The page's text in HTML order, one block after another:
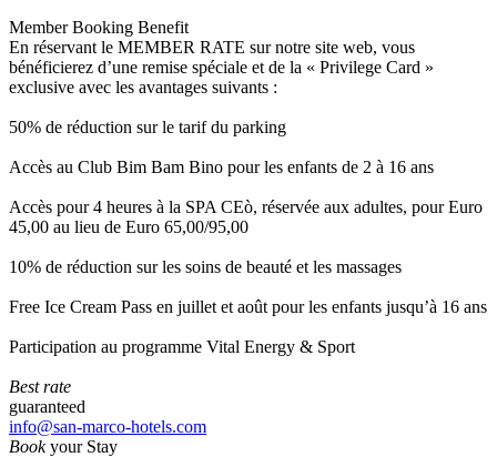
Member Booking Benefit
En réservant le MEMBER RATE sur notre site web, vous
bénéficierez d’une remise spéciale et de la « Privilege Card »
exclusive avec les avantages suivants :
50% de réduction sur le tarif du parking
Accès au Club Bim Bam Bino pour les enfants de 2 à 16 ans
Accès pour 4 heures à la SPA CEò, réservée aux adultes, pour Euro
45,00 au lieu de Euro 65,00/95,00
10% de réduction sur les soins de beauté et les massages
Free Ice Cream Pass en juillet et août pour les enfants jusqu’à 16 ans
Participation au programme Vital Energy & Sport
Best rate
guaranteed
info@san-marco-hotels.com
Bookyour Stay